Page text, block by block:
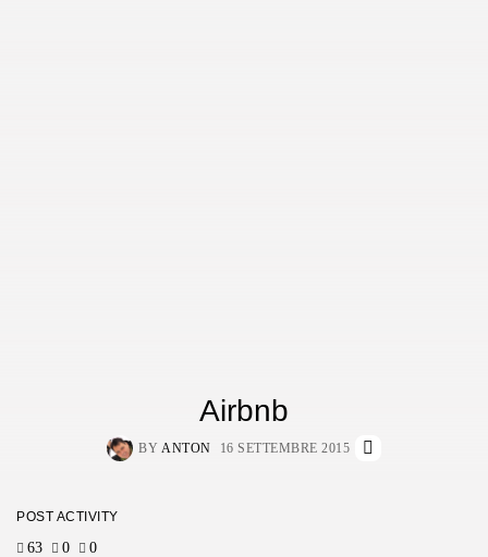
Airbnb
BY ANTON 16 SETTEMBRE 2015
POST ACTIVITY
63 0 0